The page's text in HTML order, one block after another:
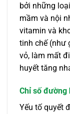
bởi những
mầm và nội
vitamin và
tinh chế (như
vỏ, làm mất
huyết tăng
Chỉ số đường
Yếu tố quyết